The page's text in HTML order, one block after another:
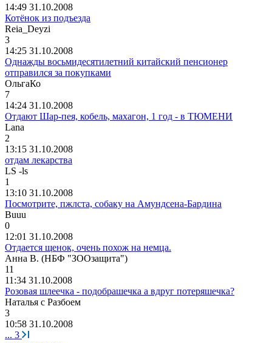
14:49 31.10.2008
Котёнок из подъезда
Reia_Deyzi
3
14:25 31.10.2008
Однажды восьмидесятилетний китайский пенсионер
отправился за покупками
ОльгаКо
7
14:24 31.10.2008
Отдают Шар-пея, кобель, махагон, 1 год - в ТЮМЕНИ
Lana
2
13:15 31.10.2008
отдам лекарства
LS -ls
1
13:10 31.10.2008
Посмотрите, пжлста, собаку на Амундсена-Бардина
Buuu
0
12:01 31.10.2008
Отдается щенок, очень похож на немца.
Анна В. (НБФ "ЗООзащита")
11
11:34 31.10.2008
Розовая шлеечка - подобрашечка а вдруг потеряшечка?
Наталья с Разбоем
3
10:58 31.10.2008
... 3